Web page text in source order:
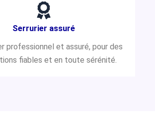
Serrurier assuré
professionnel et assuré, pour des
fiables et en toute sérénité.